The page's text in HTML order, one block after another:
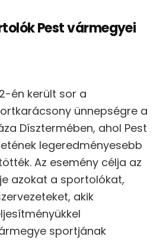
Pest vármegyei
én került sor a
ünnepségre a
Dísztermében, ahol Pest
legeredményesebb
Az esemény célja az
azokat a sportolókat,
akik
sportjának